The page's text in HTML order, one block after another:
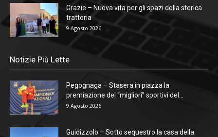
Grazie – Nuova vita per gli spazi della storica
trattoria
9 Agosto 2026
Notizie Più Lette
Pegognaga – Stasera in piazza la
premiazione dei “migliori” sportivi del...
9 Agosto 2026
Guidizzolo – Sotto sequestro la casa della